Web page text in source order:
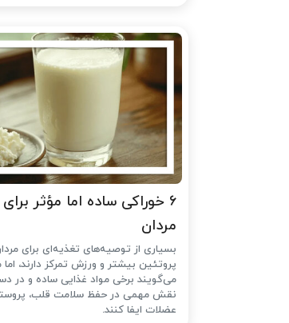
۶ خوراکی ساده اما مؤثر
مردان
بسیاری از توصیه‌های تغذیه‌ای برای
پروتئین بیشتر و ورزش تمرکز دارند،
می‌گویند برخی مواد غذایی ساده و در
نقش مهمی در حفظ سلامت قلب،
عضلات ایفا کنند.